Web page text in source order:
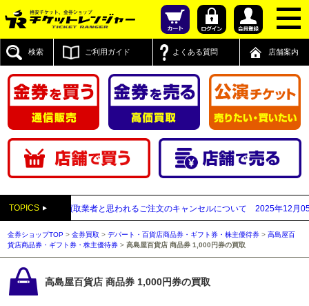
検索 ご利用ガイド よくある質問 店舗案内
TOPICS
が先払い買取業者と思われるご注文のキャンセルについて 2025年12月05日 【
金券ショップTOP >金券買取 >デパート・百貨店商品券・ギフト券・株主優待券 >高島屋百
貨店商品券・ギフト券・株主優待券 >高島屋百貨店 商品券 1,000円券の買取
高島屋百貨店 商品券 1,000円券の買取